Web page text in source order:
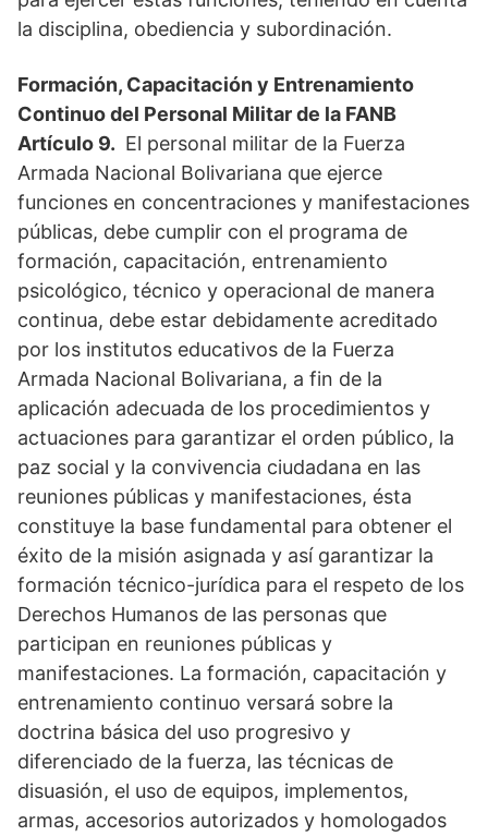
la disciplina, obediencia y subordinación.
Formación, Capacitación y Entrenamiento
Continuo del Personal Militar de la FANB
Artículo 9. El personal militar de la Fuerza
Armada Nacional Bolivariana que ejerce
funciones en concentraciones y manifestaciones
públicas, debe cumplir con el programa de
formación, capacitación, entrenamiento
psicológico, técnico y operacional de manera
continua, debe estar debidamente acreditado
por los institutos educativos de la Fuerza
Armada Nacional Bolivariana, a fin de la
aplicación adecuada de los procedimientos y
actuaciones para garantizar el orden público, la
paz social y la convivencia ciudadana en las
reuniones públicas y manifestaciones, ésta
constituye la base fundamental para obtener el
éxito de la misión asignada y así garantizar la
formación técnico-jurídica para el respeto de los
Derechos Humanos de las personas que
participan en reuniones públicas y
manifestaciones. La formación, capacitación y
entrenamiento continuo versará sobre la
doctrina básica del uso progresivo y
diferenciado de la fuerza, las técnicas de
disuasión, el uso de equipos, implementos,
armas, accesorios autorizados y homologados